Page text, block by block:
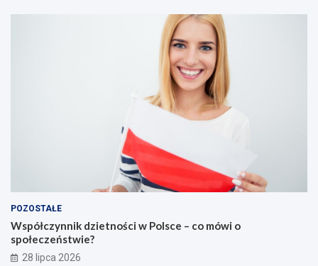
POZOSTAŁE
Współczynnik dzietności w Polsce – co mówi o
społeczeństwie?
28 lipca 2026